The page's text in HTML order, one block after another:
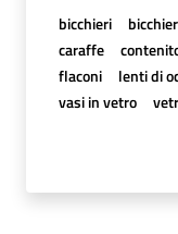
bicchieri
caraffe
flaconi
lenti di
vasi in vetro